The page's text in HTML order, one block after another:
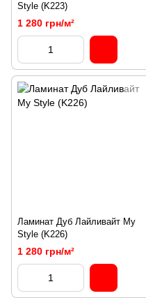
Style (K223)
1 280 грн/м²
Ламинат Дуб Лайливайт My
Style (K226)
1 280 грн/м²